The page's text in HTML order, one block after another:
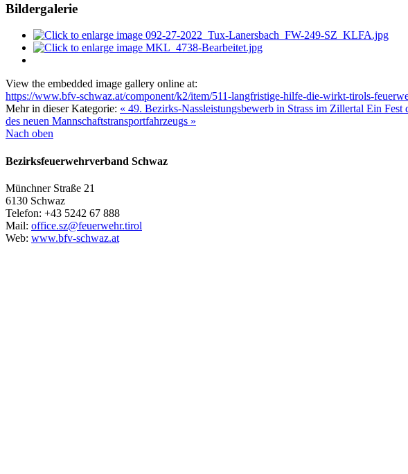
Bildergalerie
View the embedded image gallery online at:
https://www.bfv-schwaz.at/component/k2/item/511-langfristige-hilfe-die-wirkt-tirols-
Mehr in dieser Kategorie: « 49. Bezirks-Nassleistungsbewerb in Strass im Zillertal Ein
des neuen Mannschaftstransportfahrzeugs »
Nach oben
Bezirksfeuerwehrverband Schwaz
Münchner Straße 21
6130 Schwaz
Telefon: +43 5242 67 888
Mail: office.sz@feuerwehr.tirol
Web: www.bfv-schwaz.at